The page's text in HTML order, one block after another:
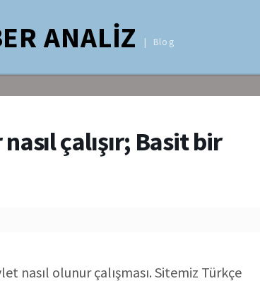
ANALİZ Blog
çalışır; Basit bir
nasıl olunur çalışması. Sitemiz Türkçe